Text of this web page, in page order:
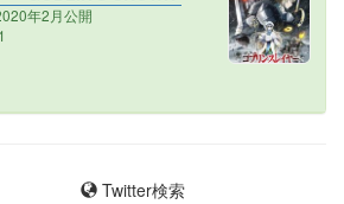
年2月公開
1
Twitter検索